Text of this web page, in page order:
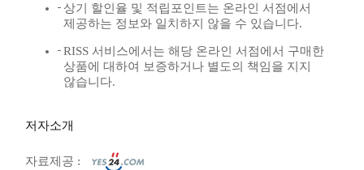
상기 할인율 및 적립포인트는 온라인 서점에서
제공하는 정보와 일치하지 않을 수 있습니다.
RISS 서비스에서는 해당 온라인 서점에서 구매한
상품에 대하여 보증하거나 별도의 책임을 지지
않습니다.
저자소개
자료제공 :